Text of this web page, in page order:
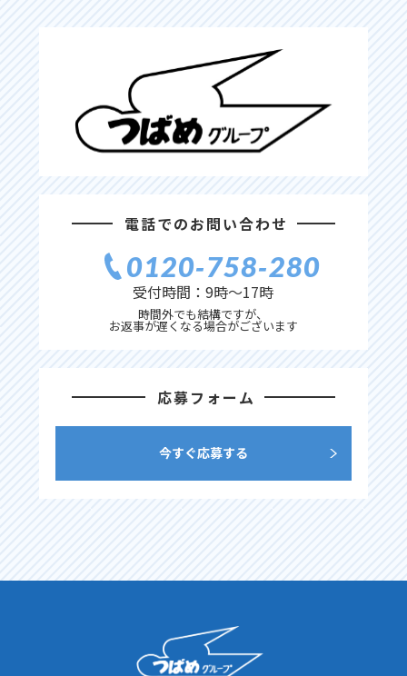
電話でのお問い合わせ
0120‐758‐280
受付時間：9時〜17時
時間外でも結構ですが、
お返事が遅くなる場合がございます
応募フォーム
今すぐ応募する